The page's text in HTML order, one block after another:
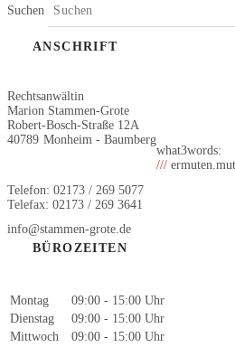
Suchen
ANSCHRIFT
Rechtsanwältin
Marion Stammen-Grote
Robert-Bosch-Straße 12A
40789 Monheim - Baumberg
what3words:
///
Telefon: 02173 / 269 5077
Telefax: 02173 / 269 3641
info@stammen-grote.de
BÜROZEITEN
Montag
09:00 - 15:00 Uhr
Dienstag
09:00 - 15:00 Uhr
Mittwoch
09:00 - 15:00 Uhr